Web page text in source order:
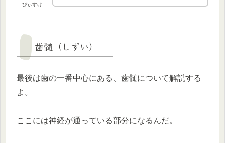
ぴぃすけ
歯髄（しずい）
最後は歯の一番中心にある、歯髄について解説する
よ。
ここには神経が通っている部分になるんだ。